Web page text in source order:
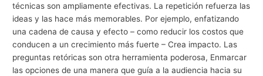
técnicas son ampliamente efectivas. La repetición refuerza las
ideas y las hace más memorables. Por ejemplo, enfatizando
una cadena de causa y efecto – como reducir los costos que
conducen a un crecimiento más fuerte – Crea impacto. Las
preguntas retóricas son otra herramienta poderosa, Enmarcar
las opciones de una manera que guía a la audiencia hacia su